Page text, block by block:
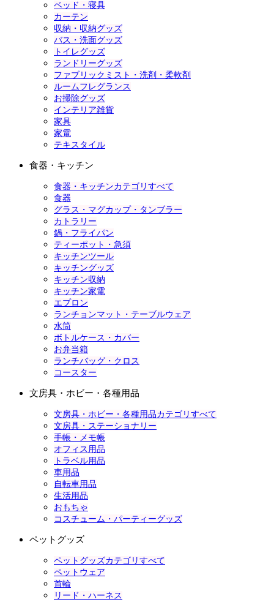
ベッド・寝具
カーテン
収納・収納グッズ
バス・洗面グッズ
トイレグッズ
ランドリーグッズ
ファブリックミスト・洗剤・柔軟剤
ルームフレグランス
お掃除グッズ
インテリア雑貨
家具
家電
テキスタイル
食器・キッチン
食器・キッチンカテゴリすべて
食器
グラス・マグカップ・タンブラー
カトラリー
鍋・フライパン
ティーポット・急須
キッチンツール
キッチングッズ
キッチン収納
キッチン家電
エプロン
ランチョンマット・テーブルウェア
水筒
ボトルケース・カバー
お弁当箱
ランチバッグ・クロス
コースター
文房具・ホビー・各種用品
文房具・ホビー・各種用品カテゴリすべて
文房具・ステーショナリー
手帳・メモ帳
オフィス用品
トラベル用品
車用品
自転車用品
生活用品
おもちゃ
コスチューム・パーティーグッズ
ペットグッズ
ペットグッズカテゴリすべて
ペットウェア
首輪
リード・ハーネス